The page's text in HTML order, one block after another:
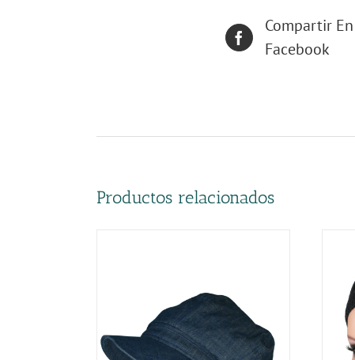
Compartir En
Facebook
Productos relacionados